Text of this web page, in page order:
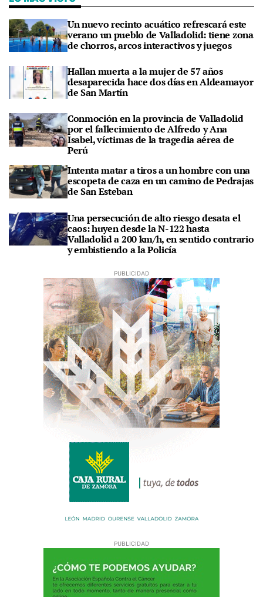
Un nuevo recinto acuático refrescará este
verano un pueblo de Valladolid: tiene zona
de chorros, arcos interactivos y juegos
Hallan muerta a la mujer de 57 años
desaparecida hace dos días en Aldeamayor
de San Martín
Conmoción en la provincia de Valladolid
por el fallecimiento de Alfredo y Ana
Isabel, víctimas de la tragedia aérea de
Perú
Intenta matar a tiros a un hombre con una
escopeta de caza en un camino de Pedrajas
de San Esteban
Una persecución de alto riesgo desata el
caos: huyen desde la N-122 hasta
Valladolid a 200 km/h, en sentido contrario
y embistiendo a la Policía